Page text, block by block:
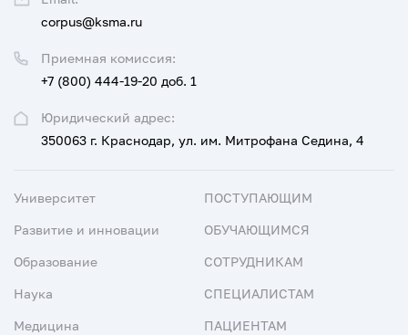
Юридический адрес:
350063 г. Краснодар, ул. им. Митрофана Седина, 4
Приемная комиссия:
+7 (800) 444-19-20 доб. 1
corpus@ksma.ru
Университет
Развитие и инновации
Образование
Наука
Медицина
ПОСТУПАЮЩИМ
ОБУЧАЮЩИМСЯ
СОТРУДНИКАМ
СПЕЦИАЛИСТАМ
ПАЦИЕНТАМ